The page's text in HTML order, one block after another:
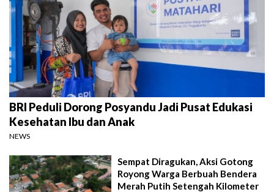
BRI Peduli Dorong Posyandu Jadi Pusat Edukasi
Kesehatan Ibu dan Anak
NEWS
Sempat Diragukan, Aksi Gotong
Royong Warga Berbuah Bendera
Merah Putih Setengah Kilometer